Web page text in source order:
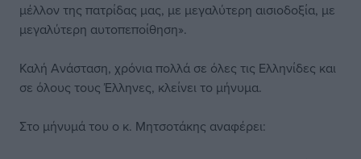
μέλλον της πατρίδας μας, με μεγαλύτερη αισιοδοξία, με
μεγαλύτερη αυτοπεποίθηση».
Καλή Ανάσταση, χρόνια πολλά σε όλες τις Ελληνίδες και
σε όλους τους Έλληνες, κλείνει το μήνυμα.
Στο μήνυμά του ο κ. Μητσοτάκης αναφέρει: